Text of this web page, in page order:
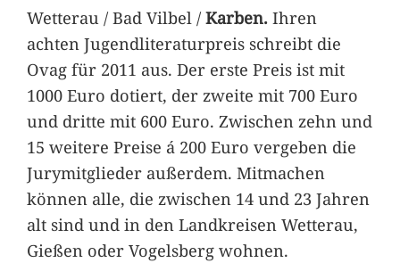
Wetterau / Bad Vilbel /Karben.Ihren
achten Jugendliteraturpreis schreibt die
Ovag für 2011 aus. Der erste Preis ist mit
1000 Euro dotiert, der zweite mit 700 Euro
und dritte mit 600 Euro. Zwischen zehn und
15 weitere Preise á 200 Euro vergeben die
Jurymitglieder außerdem. Mitmachen
können alle, die zwischen 14 und 23 Jahren
alt sind und in den Landkreisen Wetterau,
Gießen oder Vogelsberg wohnen.